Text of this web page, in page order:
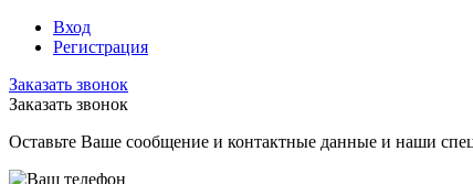
Вход
Регистрация
Заказать звонок
Заказать звонок
Оставьте Ваше сообщение и контактные данные и наши